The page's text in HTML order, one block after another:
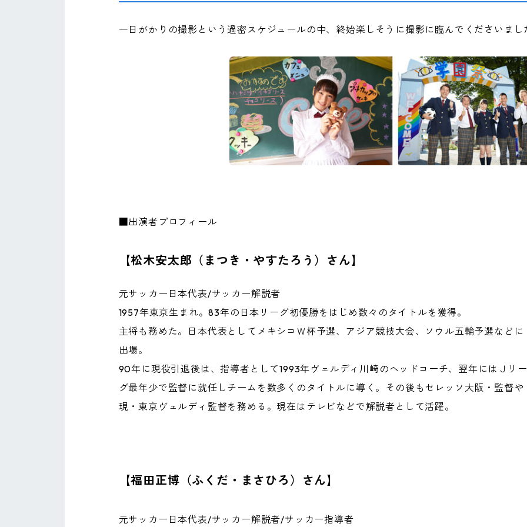
一日がかりの撮影という過密スケジュールの中、終始楽しそうに撮影に臨んでくださいまし
■出演者プロフィール
【松木安太郎（まつき・やすたろう）さん】
元サッカー日本代表/サッカー解説者
1957年東京生まれ。83年の日本リーグ初優勝をはじめ数々のタイトルを獲得。
主将も務めた。日本代表としてメキシコＷ杯予選、アジア競技大会、ソウル五輪予選などに
出場。
90年に現役引退後は、指導者として1993年ヴェルディ川崎のヘッドコーチ、翌年にはＪリー
グ最年少で監督に就任しチームを数多くのタイトルに導く。その後もセレッソ大阪・監督や
現・東京ヴェルディ監督を務める。現在はテレビなどで解説者として活躍。
【福田正博（ふくだ・まさひろ）さん】
元サッカー日本代表/サッカー解説者/サッカー指導者